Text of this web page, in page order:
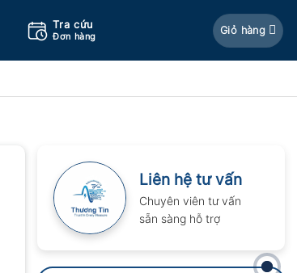
Tra cứu
Đơn hàng
Giỏ hàng
Liên hệ tư vấn
Chuyên viên tư vấn
sẵn sàng hỗ trợ